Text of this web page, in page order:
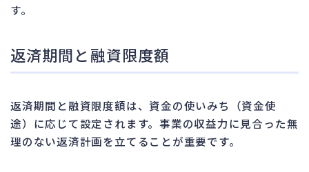
す。
返済期間と融資限度額
返済期間と融資限度額は、資金の使いみち（資金使
途）に応じて設定されます。事業の収益力に見合った無
理のない返済計画を立てることが重要です。